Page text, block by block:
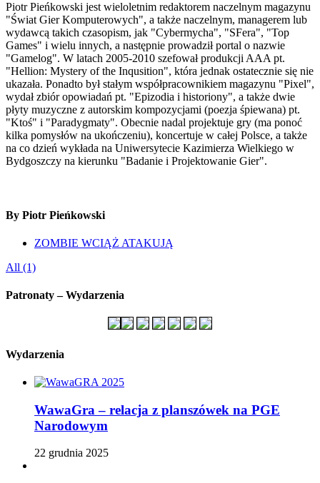
Piotr Pieńkowski jest wieloletnim redaktorem naczelnym magazynu
"Świat Gier Komputerowych", a także naczelnym, managerem lub
wydawcą takich czasopism, jak "Cybermycha", "SFera", "Top
Games" i wielu innych, a następnie prowadził portal o nazwie
"Gamelog". W latach 2005-2010 szefował produkcji AAA pt.
"Hellion: Mystery of the Inqusition", która jednak ostatecznie się nie
ukazała. Ponadto był stałym współpracownikiem magazynu "Pixel",
wydał zbiór opowiadań pt. "Epizodia i historiony", a także dwie
płyty muzyczne z autorskim kompozycjami (poezja śpiewana) pt.
"Ktoś" i "Paradygmaty". Obecnie nadal projektuje gry (ma ponoć
kilka pomysłów na ukończeniu), koncertuje w całej Polsce, a także
na co dzień wykłada na Uniwersytecie Kazimierza Wielkiego w
Bydgoszczy na kierunku "Badanie i Projektowanie Gier".
By Piotr Pieńkowski
ZOMBIE WCIĄŻ ATAKUJĄ
All (1)
Patronaty – Wydarzenia
Wydarzenia
WawaGra – relacja z planszówek na PGE
Narodowym
22 grudnia 2025